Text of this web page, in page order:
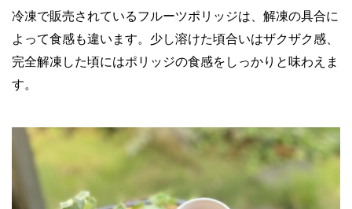
冷凍で販売されているフルーツポリッジは、解凍の具合に
よって食感も違います。少し溶けた頃合いはザクザク感、
完全解凍した頃にはポリッジの食感をしっかりと味わえま
す。